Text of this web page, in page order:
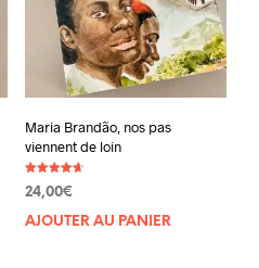
Maria Brandão, nos pas
viennent de loin
4.67
24,00€
AJOUTER AU PANIER